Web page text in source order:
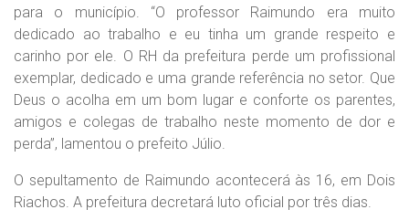
para o município. “O professor Raimundo era muito
dedicado ao trabalho e eu tinha um grande respeito e
carinho por ele. O RH da prefeitura perde um profissional
exemplar, dedicado e uma grande referência no setor. Que
Deus o acolha em um bom lugar e conforte os parentes,
amigos e colegas de trabalho neste momento de dor e
perda”, lamentou o prefeito Júlio.
O sepultamento de Raimundo acontecerá às 16, em Dois
Riachos. A prefeitura decretará luto oficial por três dias.